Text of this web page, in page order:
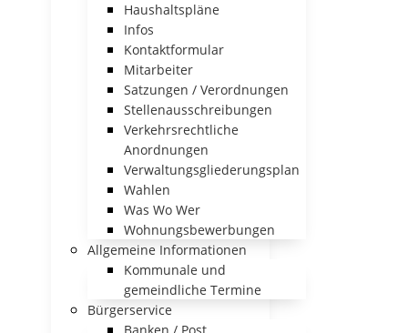
Haushaltspläne
Infos
Kontaktformular
Mitarbeiter
Satzungen / Verordnungen
Stellenausschreibungen
Verkehrsrechtliche
Anordnungen
Verwaltungsgliederungsplan
Wahlen
Was Wo Wer
Wohnungsbewerbungen
Allgemeine Informationen
Kommunale und
gemeindliche Termine
Bürgerservice